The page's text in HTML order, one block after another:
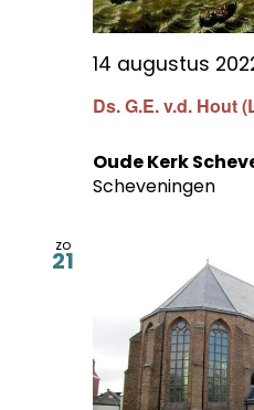
Ds. G.E. v.d. Hout
14 augustus
Oude Kerk
Scheveningen
zo
21